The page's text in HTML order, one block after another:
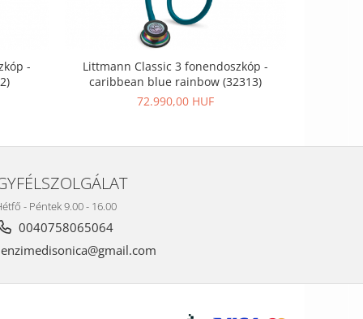
-
Littmann Classic 3 fonendoszkóp -
caribbean blue rainbow (32313)
72.990,00 HUF
- Péntek 9.00 - 16.00
0040758065064